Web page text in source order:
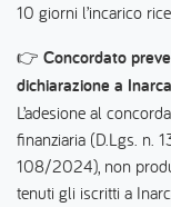
10 giorni l’incarico
👉 Concordato
dichiarazione a
L’adesione al
finanziaria (D.Lgs. n.
108/2024), non
tenuti gli iscritti a